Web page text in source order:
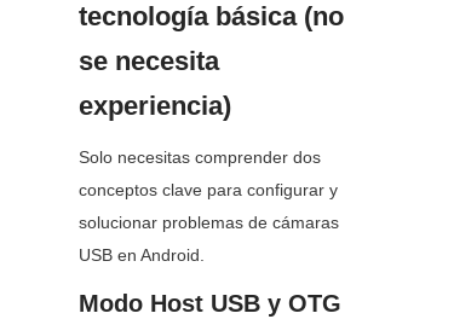
tecnología básica (no
se necesita
experiencia)
Solo necesitas comprender dos
conceptos clave para configurar y
solucionar problemas de cámaras
USB en Android.
Modo Host USB y OTG